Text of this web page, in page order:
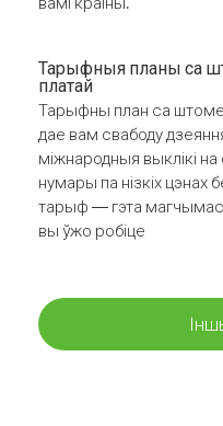
Тарыфныя планы са
платай
Тарыфны план са
дае вам свабоду
міжнародныя выклікі
нумары па нізкіх цэнах
тарыф — гэта
вы ўжо робіце